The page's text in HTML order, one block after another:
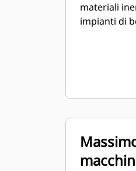
materiali
impianti di